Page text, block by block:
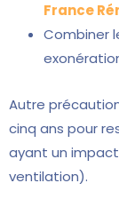
France
Combiner
Autre
cinq ans pour
ayant un
ventilation).